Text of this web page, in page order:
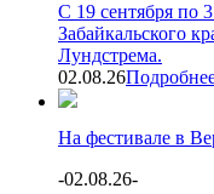
С 19 сентября по
Забайкальского
Лундстрема.
02.08.26
На фестивале в
-02.08.26-